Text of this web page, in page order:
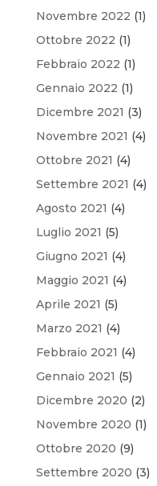
Novembre 2022 (1)
Ottobre 2022 (1)
Febbraio 2022 (1)
Gennaio 2022 (1)
Dicembre 2021 (3)
Novembre 2021 (4)
Ottobre 2021 (4)
Settembre 2021 (4)
Agosto 2021 (4)
Luglio 2021 (5)
Giugno 2021 (4)
Maggio 2021 (4)
Aprile 2021 (5)
Marzo 2021 (4)
Febbraio 2021 (4)
Gennaio 2021 (5)
Dicembre 2020 (2)
Novembre 2020 (1)
Ottobre 2020 (9)
Settembre 2020 (3)